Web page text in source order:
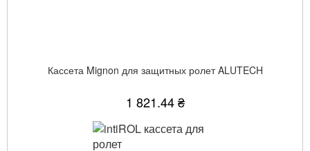
Кассета Mignon для защитных ролет ALUTECH
1 821.44 ₴